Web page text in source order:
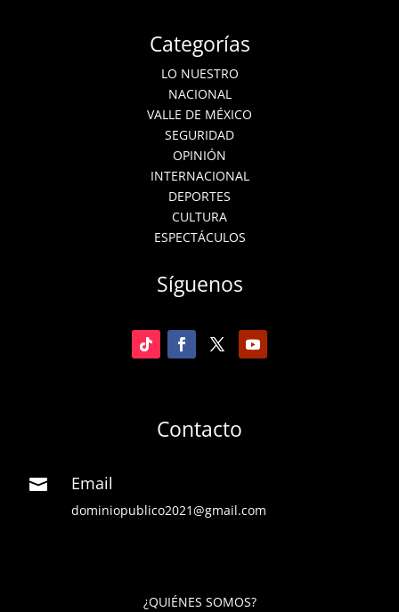
Categorías
LO NUESTRO
NACIONAL
VALLE DE MÉXICO
SEGURIDAD
OPINIÓN
INTERNACIONAL
DEPORTES
CULTURA
ESPECTÁCULOS
Síguenos
Contacto
 Email
dominiopublico2021@gmail.com
¿QUIÉNES SOMOS?